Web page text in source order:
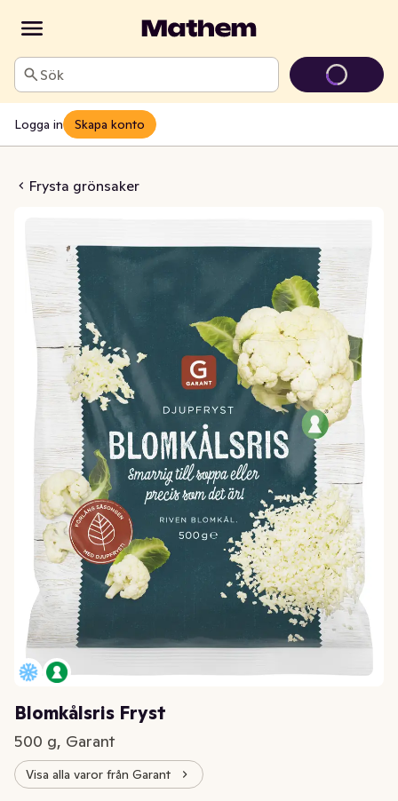
Sök
Logga in Skapa konto
Frysta grönsaker
Fryst
Blomkålsris Fryst
500 g, Garant
Visa alla varor från Garant